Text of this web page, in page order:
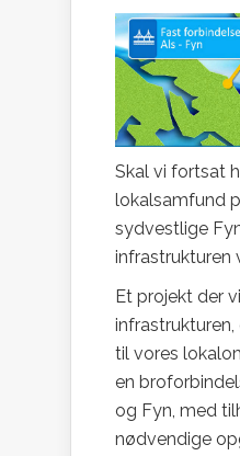
Skal vi fortsat
lokalsamfund
sydvestlige
infrastrukturen
Et projekt der
til vores
en
og Fyn, med
nødvendige